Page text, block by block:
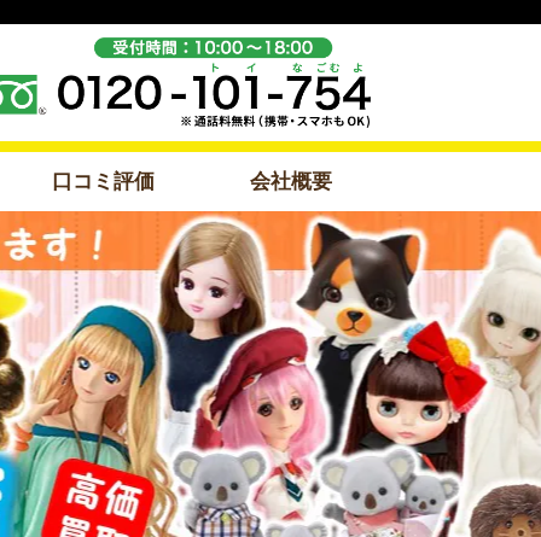
口コミ評価 会社概要